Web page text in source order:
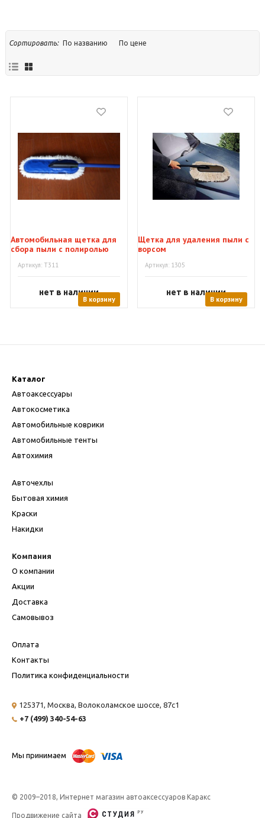
Сортировать: По названию По цене
Автомобильная щетка для
сбора пыли с полиролью
Артикул: T311
нет в наличии
В корзину
Щетка для удаления пыли с
ворсом
Артикул: 1305
нет в наличии
В корзину
Каталог
Автоаксессуары
Автокосметика
Автомобильные коврики
Автомобильные тенты
Автохимия
Авточехлы
Бытовая химия
Краски
Накидки
Компания
О компании
Акции
Доставка
Самовывоз
Оплата
Контакты
Политика конфиденциальности
125371, Москва, Волоколамское шоссе, 87с1
+7 (499) 340-54-63
Мы принимаем
© 2009–2018, Интернет магазин автоаксессуаров Каракс
Продвижение сайта